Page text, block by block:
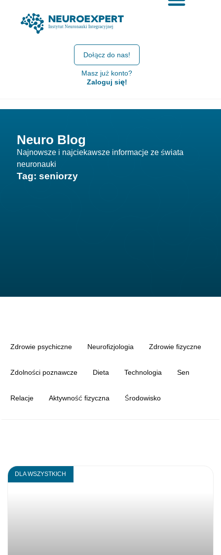
Dołącz do nas!
Masz już konto?
Zaloguj się!
Neuro Blog
Najnowsze i najciekawsze informacje ze świata
neuronauki
Tag: seniorzy
Zdrowie psychiczne Neurofizjologia Zdrowie fizyczne
Zdolności poznawcze Dieta Technologia Sen
Relacje Aktywność fizyczna Środowisko
DLA WSZYSTKICH